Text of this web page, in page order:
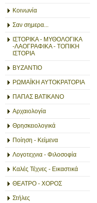
Κοινωνία
Σαν σημερα...
ΙΣΤΟΡΙΚΑ - ΜΥΘΟΛΟΓΙΚΑ
-ΛΑΟΓΡΑΦΙΚΑ - ΤΟΠΙΚΗ
ΙΣΤΟΡΙΑ
ΒΥΖΑΝΤΙΟ
ΡΩΜΑΪΚΗ ΑΥΤΟΚΡΑΤΟΡΙΑ
ΠΑΠΑΣ ΒΑΤΙΚΑΝΟ
Αρχαιολογία
Θρησκειολογικά
Ποίηση - Κείμενα
Λογοτεχνια - Φιλοσοφία
Καλές Τέχνες - Εικαστικά
ΘΕΑΤΡΟ - ΧΟΡΟΣ
Στήλες